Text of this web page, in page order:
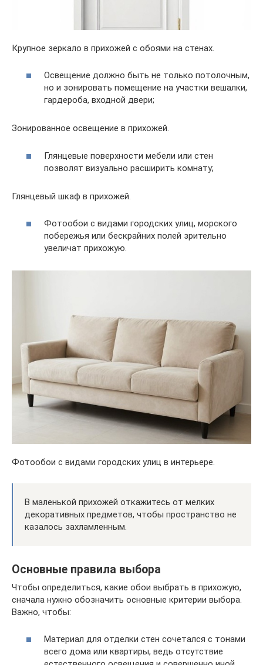
Крупное зеркало в прихожей с обоями на стенах.
Освещение должно быть не только потолочным,
но и зонировать помещение на участки вешалки,
гардероба, входной двери;
Зонированное освещение в прихожей.
Глянцевые поверхности мебели или стен
позволят визуально расширить комнату;
Глянцевый шкаф в прихожей.
Фотообои с видами городских улиц, морского
побережья или бескрайних полей зрительно
увеличат прихожую.
Фотообои с видами городских улиц в интерьере.
В маленькой прихожей откажитесь от мелких
декоративных предметов, чтобы пространство не
казалось захламленным.
Основные правила выбора
Чтобы определиться, какие обои выбрать в прихожую,
сначала нужно обозначить основные критерии выбора.
Важно, чтобы:
Материал для отделки стен сочетался с тонами
всего дома или квартиры, ведь отсутствие